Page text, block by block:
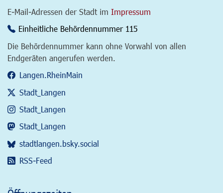
E-Mail-Adressen der Stadt im Impressum
Einheitliche Behördennummer 115
Die Behördennummer kann ohne Vorwahl von allen
Endgeräten angerufen werden.
Langen.RheinMain
Stadt_Langen
Stadt_Langen
Stadt_Langen
stadtlangen.bsky.social
RSS-Feed